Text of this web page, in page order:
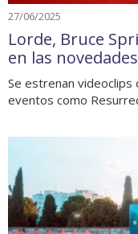
27/06/2025
Lorde, Bruce
en las
Se estrenan videoclips
eventos como